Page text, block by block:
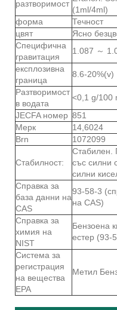
разтворимост
(1ml/4ml)
форма
Течност
цвят
Ясно
Специфична
гравитация
1.087 ～
експлозивна
граница
8.6-20%(v)
Разтворимост
в водата
<0,1 g/100
JECFA номер 851
Мерк
14,6024
Brn
1072099
Стабилност:
Стабилен.
със силни
силни
Справка за
база данни на
CAS
93-58-3
на CAS)
Справка за
химия на
NIST
Бензоена
естер (93-
Система за
регистрация
на вещества
EPA
Метил